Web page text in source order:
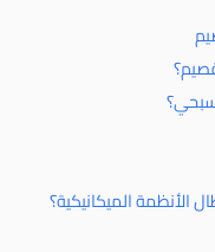
الميكانيكية؟